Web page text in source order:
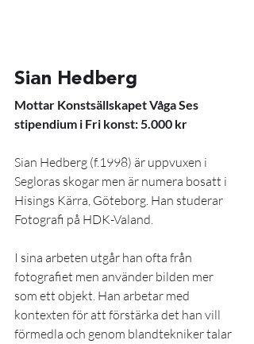
Sian Hedberg
Mottar Konstsällskapet Våga Ses
stipendium i Fri konst: 5.000 kr
Sian Hedberg (f.1998) är uppvuxen i
Segloras skogar men är numera bosatt i
Hisings Kärra, Göteborg. Han studerar
Fotografi på HDK-Valand.
I sina arbeten utgår han ofta från
fotografiet men använder bilden mer
som ett objekt. Han arbetar med
kontexten för att förstärka det han vill
förmedla och genom blandtekniker talar